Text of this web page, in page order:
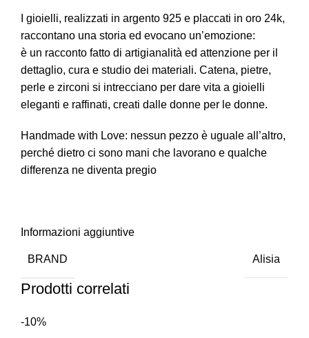
I gioielli, realizzati in argento 925 e placcati in oro 24k,
raccontano una storia ed evocano un’emozione:
è un racconto fatto di artigianalità ed attenzione per il
dettaglio, cura e studio dei materiali. Catena, pietre,
perle e zirconi si intrecciano per dare vita a gioielli
eleganti e raffinati, creati dalle donne per le donne.
Handmade with Love: nessun pezzo è uguale all’altro,
perché dietro ci sono mani che lavorano e qualche
differenza ne diventa pregio
Informazioni aggiuntive
BRAND Alisia
Prodotti correlati
-10%